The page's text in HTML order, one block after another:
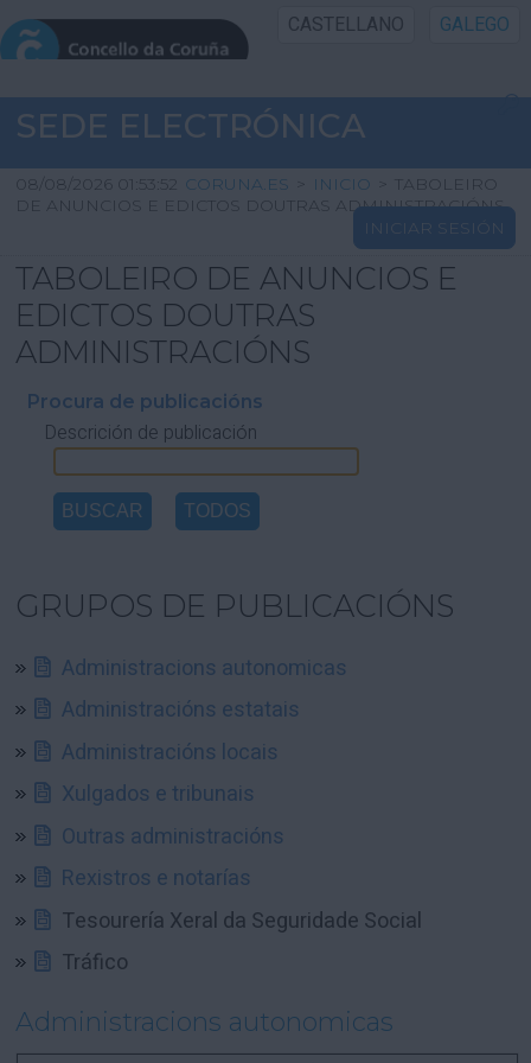
CASTELLANO GALEGO
INICIO SEDE
INICIO
INFORMACIÓN PÚBLICA
CARTAFOL CIDADÁN
UTILIDADES
AXUDA
SEDE ELECTRÓNICA
08/08/2026 01:53:52 CORUNA.ES > INICIO > TABOLEIRO
DE ANUNCIOS E EDICTOS DOUTRAS ADMINISTRACIÓNS
INICIAR SESIÓN
TABOLEIRO DE ANUNCIOS E
EDICTOS DOUTRAS
ADMINISTRACIÓNS
Procura de publicacións
Descrición de publicación
GRUPOS DE PUBLICACIÓNS
Administracions autonomicas
Administracións estatais
Administracións locais
Xulgados e tribunais
Outras administracións
Rexistros e notarías
Tesourería Xeral da Seguridade Social
Tráfico
Administracions autonomicas